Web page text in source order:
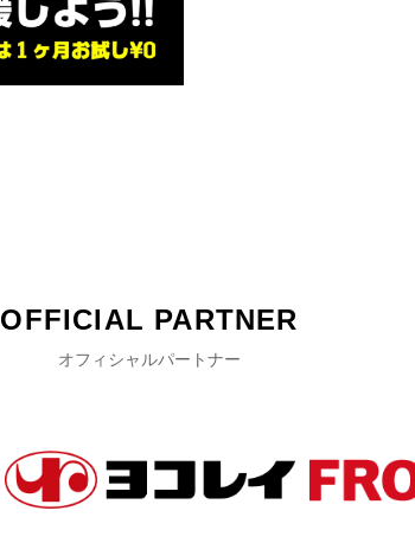
OFFICIAL PARTNER
オフィシャルパートナー